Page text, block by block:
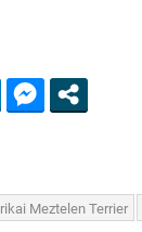
Meztelen Terrier